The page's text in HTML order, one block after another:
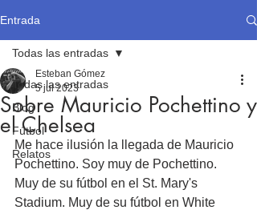
Entrada
Todas las entradas
Blog
Fútbol
Relatos
Todas las entradas
Sobre Mauricio Pochettino y
el Chelsea
Esteban Gómez
5 jul 2023
Me hace ilusión la llegada de Mauricio
Pochettino. Soy muy de Pochettino.
Muy de su fútbol en el St. Mary's
Stadium. Muy de su fútbol en White